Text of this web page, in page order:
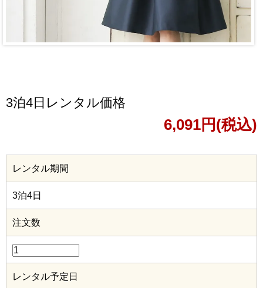
3泊4日レンタル価格
6,091円(税込)
レンタル期間
3泊4日
注文数
レンタル予定日